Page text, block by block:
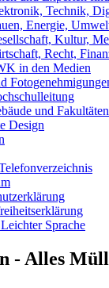
Technik,
Energie,
Kultur,
Recht,
in den Medien
und Fakultäten
Design
Sprache
- Alles